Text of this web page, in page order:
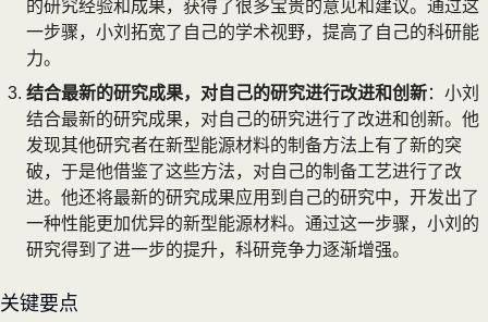
的研究经验和成果，获得了很多宝贵的意见和建议。通过这
一步骤，小刘拓宽了自己的学术视野，提高了自己的科研能
力。
结合最新的研究成果，对自己的研究进行改进和创新：小刘
结合最新的研究成果，对自己的研究进行了改进和创新。他
发现其他研究者在新型能源材料的制备方法上有了新的突
破，于是他借鉴了这些方法，对自己的制备工艺进行了改
进。他还将最新的研究成果应用到自己的研究中，开发出了
一种性能更加优异的新型能源材料。通过这一步骤，小刘的
研究得到了进一步的提升，科研竞争力逐渐增强。
关键要点